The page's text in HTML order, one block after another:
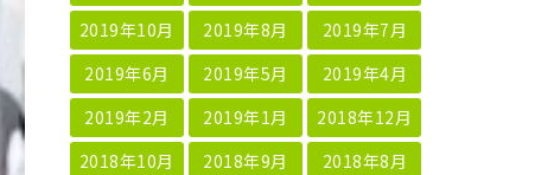
2019年10月
2019年8月
2019年7月
2019年6月
2019年5月
2019年4月
2019年2月
2019年1月
2018年12月
2018年10月
2018年9月
2018年8月